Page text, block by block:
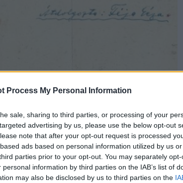
Process My Personal Information
sale, sharing to third parties, or processing of your
advertising by us, please use the below opt-out
note that after your opt-out request is processed
ads based on personal information utilized by us
parties prior to your opt-out. You may separately
information by third parties on the IAB’s list of
may also be disclosed by us to third parties on the
Féja Géza (1900-1978) író
kézirata egy vers átdolgozásához.